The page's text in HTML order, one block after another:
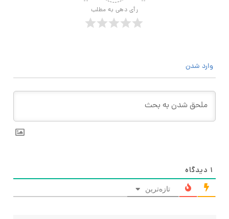
رأی دهی به مطلب
وارد شدن
۱ دیدگاه
تازه‌ترین